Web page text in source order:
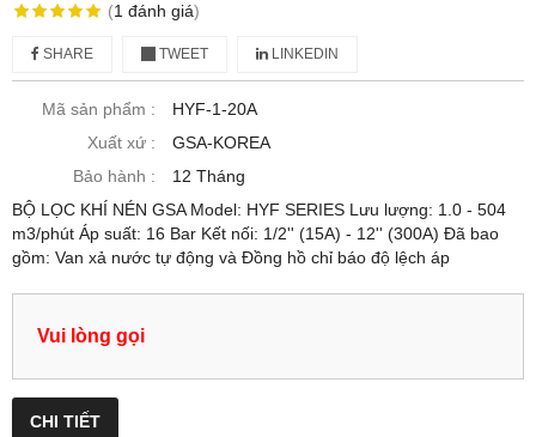
(1 đánh giá)
SHARE TWEET LINKEDIN
Mã sản phẩm :
HYF-1-20A
Xuất xứ :
GSA-KOREA
Bảo hành :
12 Tháng
BỘ LỌC KHÍ NÉN GSA Model: HYF SERIES Lưu lượng: 1.0 - 504
m3/phút Áp suất: 16 Bar Kết nối: 1/2'' (15A) - 12'' (300A) Đã bao
gồm: Van xả nước tự động và Đồng hồ chỉ báo độ lệch áp
Vui lòng gọi
CHI TIẾT